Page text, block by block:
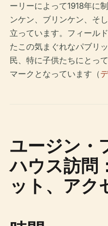
ーリーによって1918年に
ンケン、ブリンケン、そ
立っています。フィール
たこの気まぐれなパブリ
民、特に子供たちにとっ
マークとなっています（
ユージン・
ハウス訪問
ット、アク